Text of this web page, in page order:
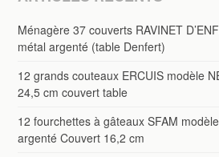
Ménagère 37 couverts RAVINET
métal argenté (table Denfert)
12 grands couteaux ERCUIS modèle
24,5 cm couvert table
12 fourchettes à gâteaux SFAM
argenté Couvert 16,2 cm